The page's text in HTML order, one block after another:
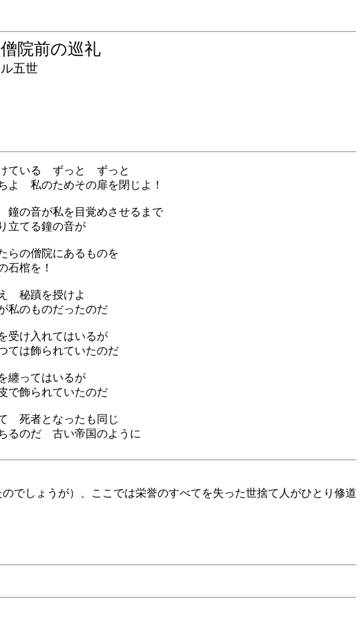
院前の巡礼
世
ている ずっと ずっと
よ 私のためその扉を閉じよ！
鐘の音が私を目覚めさせるまで
立てる鐘の音が
の僧院にあるものを
石棺を！
秘蹟を授けよ
私のものだったのだ
受け入れてはいるが
ては飾られていたのだ
纏ってはいるが
で飾られていたのだ
死者となったも同じ
るのだ 古い帝国のように
でしょうが）、ここでは栄誉のすべてを失った世捨て人がひとり修道